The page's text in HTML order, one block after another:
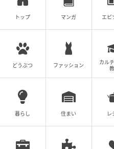
トップ マンガ エピ
どうぶつ ファッション
カル
暮らし 住まい レ